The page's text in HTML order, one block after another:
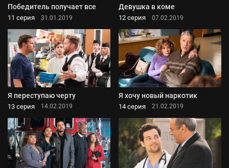
Победитель получает все
11 серия 31.01.2019
Девушка в коме
12 серия 07.02.2019
Я переступаю черту
13 серия 14.02.2019
Я хочу новый наркотик
14 серия 21.02.2019